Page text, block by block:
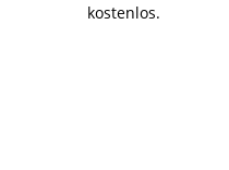
kostenlos.